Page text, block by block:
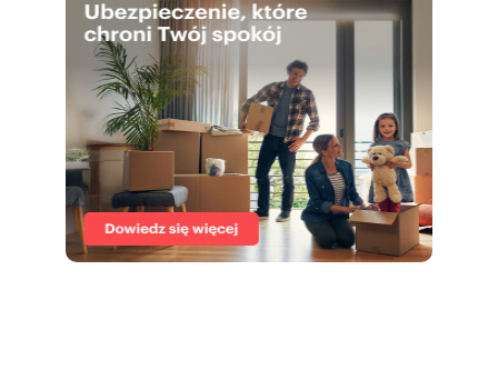
project create a perfect space for peaceful,
comfortable living, without giving up the
proximity to city attractions.
ADDITIONAL INFORMATION:
* Underground garage and storage rooms -
available at extra cost
* 24/7 monitoring and access control
* Elevator from garage level
* Possibility of turnkey finish